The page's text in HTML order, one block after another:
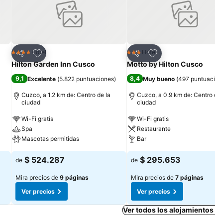
Compartir
Agregar a favoritos
4 EstrellasHotel
Hilton Garden Inn Cusco
9,1 Excelente (5.822 puntuaciones)
Cuzco, a 1.2 km de: Centro de la
ciudad
Wi-Fi gratis
Spa
Mascotas permitidas
de $ 524.287
Mira precios de 9 páginas
Ver precios
Compartir
Agregar a
3 Estrellas
Hotel
Motto by Hilton Cusco
8,4 Muy bueno (497
Cuzco, a 0.9 km de: Centro
ciudad
Wi-Fi gratis
Restaurante
Bar
de $ 295.653
Mira precios de 7 páginas
Ver precios
Ver todos los alojamientos